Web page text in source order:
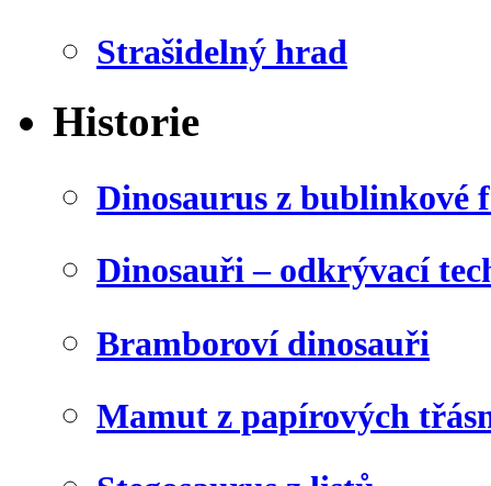
Strašidelný hrad
Historie
Dinosaurus z bublinkové
Dinosauři – odkrývací
Bramboroví dinosauři
Mamut z papírových